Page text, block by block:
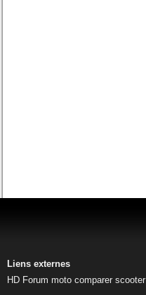
Liens externes
HD Forum moto comparer scooter